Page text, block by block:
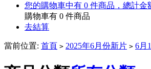
您的購物車中有 0 件商品，總計金
購物車有 0 件商品
去結算
當前位置: 首頁 > 2025年6月份新片 > 6月